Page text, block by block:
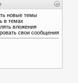
новые темы
в темах
вложения
свои сообщения